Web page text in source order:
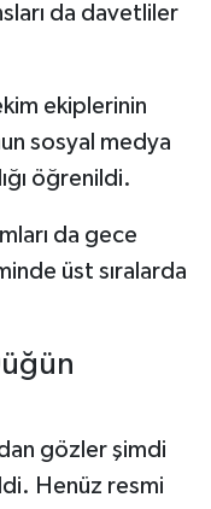
da davetliler
ekiplerinin
sosyal medya
öğrenildi.
da gece
üst sıralarda
gözler şimdi
Henüz resmi